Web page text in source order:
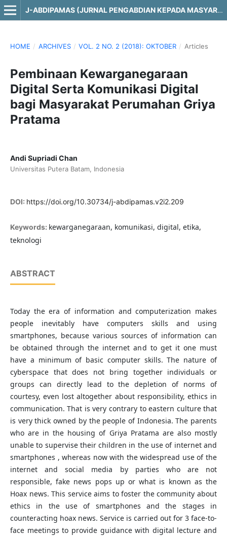
J-ABDIPAMAS (JURNAL PENGABDIAN KEPADA MASYARAKAT)
HOME / ARCHIVES / VOL. 2 NO. 2 (2018): OKTOBER / Articles
Pembinaan Kewarganegaraan
Digital Serta Komunikasi Digital
bagi Masyarakat Perumahan Griya
Pratama
Andi Supriadi Chan
Universitas Putera Batam, Indonesia
DOI: https://doi.org/10.30734/j-abdipamas.v2i2.209
Keywords: kewarganegaraan, komunikasi, digital, etika,
teknologi
ABSTRACT
Today the era of information and computerization makes
people inevitably have computers skills and using
smartphones, because various sources of information can
be obtained through the internet and to get it one must
have a minimum of basic computer skills. The nature of
cyberspace that does not bring together individuals or
groups can directly lead to the depletion of norms of
courtesy, even lost altogether about responsibility, ethics in
communication. That is very contrary to eastern culture that
is very thick owned by the people of Indonesia. The parents
who are in the housing of Griya Pratama are also mostly
unable to supervise their children in the use of internet and
smartphones , whereas now with the widespread use of the
internet and social media by parties who are not
responsible, fake news pops up or what is known as the
Hoax news. This service aims to foster the community about
ethics in the use of smartphones and the stages in
counteracting hoax news. Service is carried out for 3 face-to-
face meetings to provide guidance with digital lecture and